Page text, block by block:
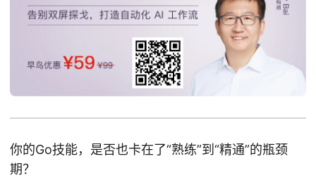
你的Go技能，是否也卡在了“熟练”到“精通”的瓶颈
期？